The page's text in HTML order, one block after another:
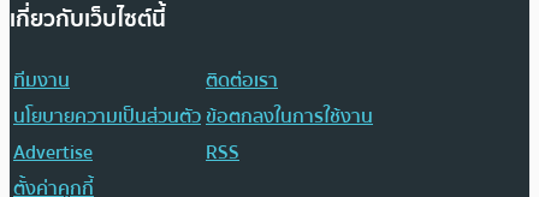
เกี่ยวกับเว็บไซต์นี้
ทีมงาน
ติดต่อเรา
นโยบายความเป็นส่วนตัวข้อตกลงในการใช้งาน
Advertise
RSS
ตั้งค่าคุกกี้